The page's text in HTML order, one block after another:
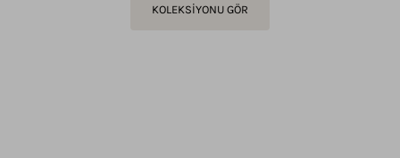
KOLEKSİYONU GÖR